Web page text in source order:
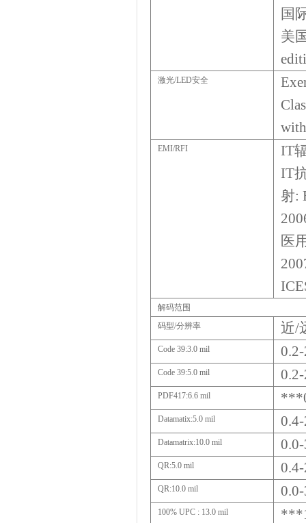
国
美
激光/LED安全
EMI/RFI IT
IT
射:
医
解码范围
码型/分辨率 近/
Code 39:3.0 mil
Code 39:5.0 mil
PDF417:6.6 mil
Datamatix:5.0 mil
Datamatrix:10.0 mil
QR:5.0 mil
QR:10.0 mil
100% UPC : 13.0 mil